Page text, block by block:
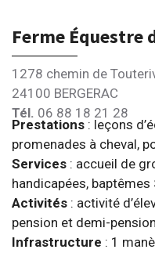
Ferme Équestre
1278 chemin de
24100 BERGERAC
Tél. 06 88 18 21 28
Prestations : leçons
promenades à cheval,
Services : accueil de
handicapées, baptêmes
Activités : activité
pension et demi-
Infrastructure : 1